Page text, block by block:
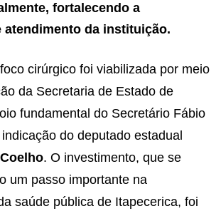
fortalecendo a
atendimento da instituição.
cirúrgico foi viabilizada por meio
da Secretaria de Estado de
fundamental do Secretário Fábio
do deputado estadual
. O investimento, que se
um passo importante na
saúde pública de Itapecerica, foi